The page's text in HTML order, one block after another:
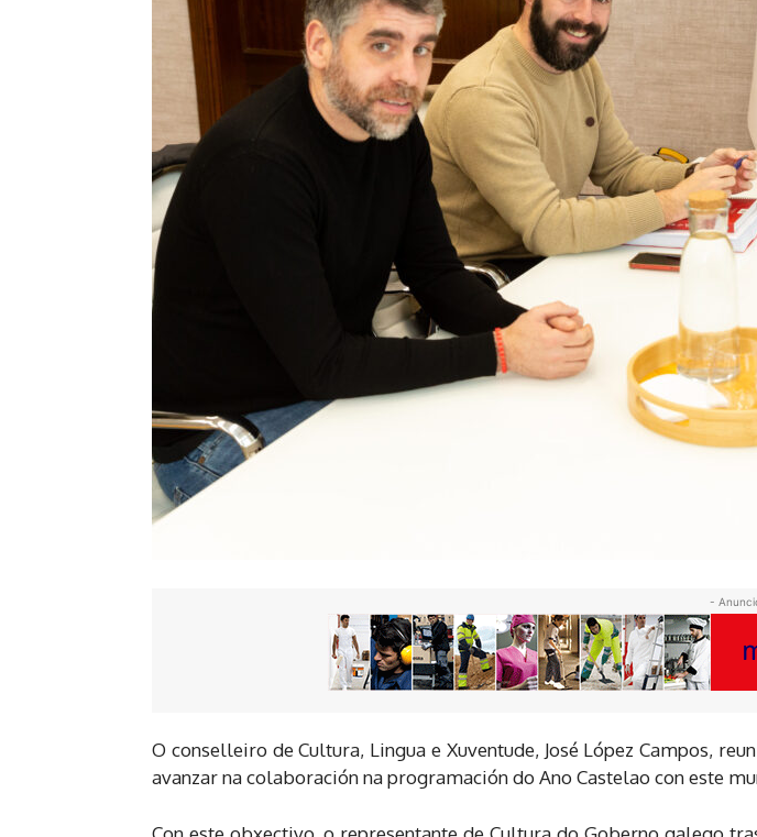
-
O conselleiro de Cultura, Lingua e Xuventude, José López Campos,
avanzar na colaboración na programación do Ano Castelao con este